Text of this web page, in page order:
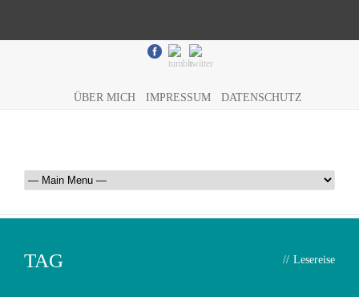
ÜBER MICH IMPRESSUM DATENSCHUTZ
TAG // Lesereise